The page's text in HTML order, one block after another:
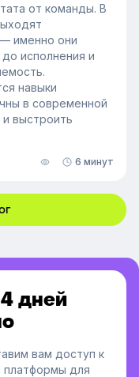
от команды. В
именно они
исполнения и
навыки
в современной
и выстроить
6 минут
дней
вам доступ к
платформы для